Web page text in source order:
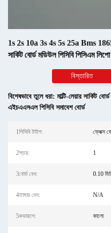
1s 2s 10a 3s 4s 5s 25a Bms 18650
সার্কিট বোর্ড মডিউল পিসিবি পিসিএম
বিস্তারিত
বিশেষভাবে তুলে ধরা: মাল্টি-লেয়ার সার্কিট
এইচএএসএল পিসিবি সমাবেশ বোর্ড
1পিসিবি টাইপ: ফ্লেক্স
2স্তর: 1
3বোর্ড বেধ: 0.10
4তামার বেধ: N/A
5কভারলে: কালো